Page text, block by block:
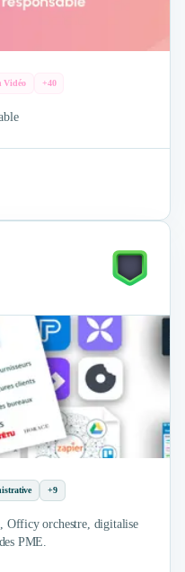
Vidéo +40
+9
Officy orchestre, digitalise
PME.